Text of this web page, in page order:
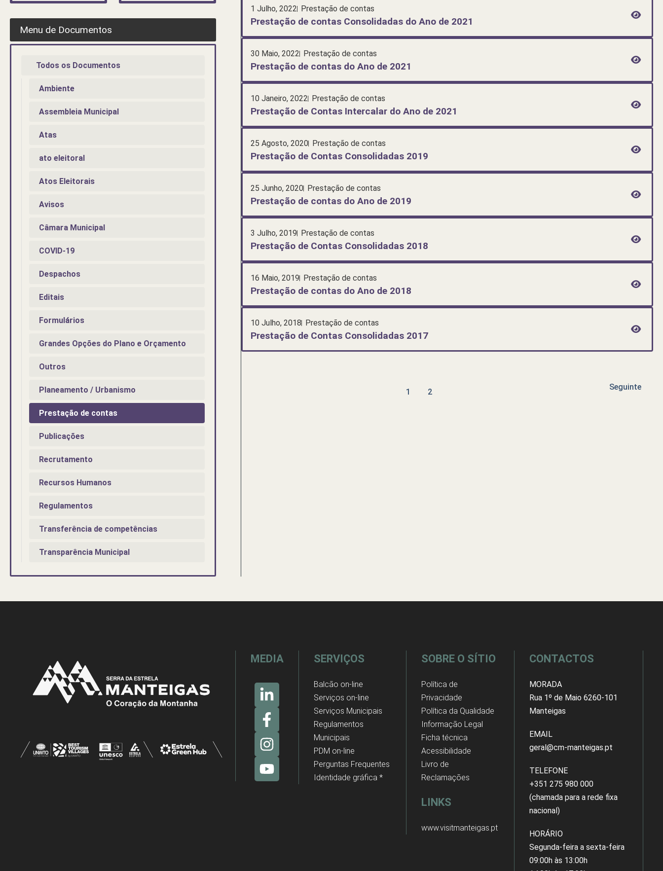
1 Julho, 2022 Prestação de contas
Prestação de contas Consolidadas do Ano de 2021
30 Maio, 2022 Prestação de contas
Prestação de contas do Ano de 2021
10 Janeiro, 2022 Prestação de contas
Prestação de Contas Intercalar do Ano de 2021
25 Agosto, 2020 Prestação de contas
Prestação de Contas Consolidadas 2019
25 Junho, 2020 Prestação de contas
Prestação de contas do Ano de 2019
3 Julho, 2019 Prestação de contas
Prestação de Contas Consolidadas 2018
16 Maio, 2019 Prestação de contas
Prestação de contas do Ano de 2018
10 Julho, 2018 Prestação de contas
Prestação de Contas Consolidadas 2017
1 2
Seguinte
Menu de Documentos
Todos os Documentos
Ambiente
Assembleia Municipal
Atas
ato eleitoral
Atos Eleitorais
Avisos
Câmara Municipal
COVID-19
Despachos
Editais
Formulários
Grandes Opções do Plano e Orçamento
Outros
Planeamento / Urbanismo
Prestação de contas
Publicações
Recrutamento
Recursos Humanos
Regulamentos
Transferência de competências
Transparência Municipal
MEDIA SERVIÇOS
Balcão on-line
Serviços on-line
Serviços Municipais
Regulamentos
Municipais
PDM on-line
Perguntas Frequentes
Identidade gráfica *
SOBRE O SÍTIO
Política de
Privacidade
Política da Qualidade
Informação Legal
Ficha técnica
Acessibilidade
Livro de
Reclamações
LINKS
www.visitmanteigas.pt
CONTACTOS
MORADA
Rua 1º de Maio 6260-101
Manteigas
EMAIL
geral@cm-manteigas.pt
TELEFONE
+351 275 980 000
(chamada para a rede fixa
nacional)
HORÁRIO
Segunda-feira a sexta-feira
09:00h às 13:00h